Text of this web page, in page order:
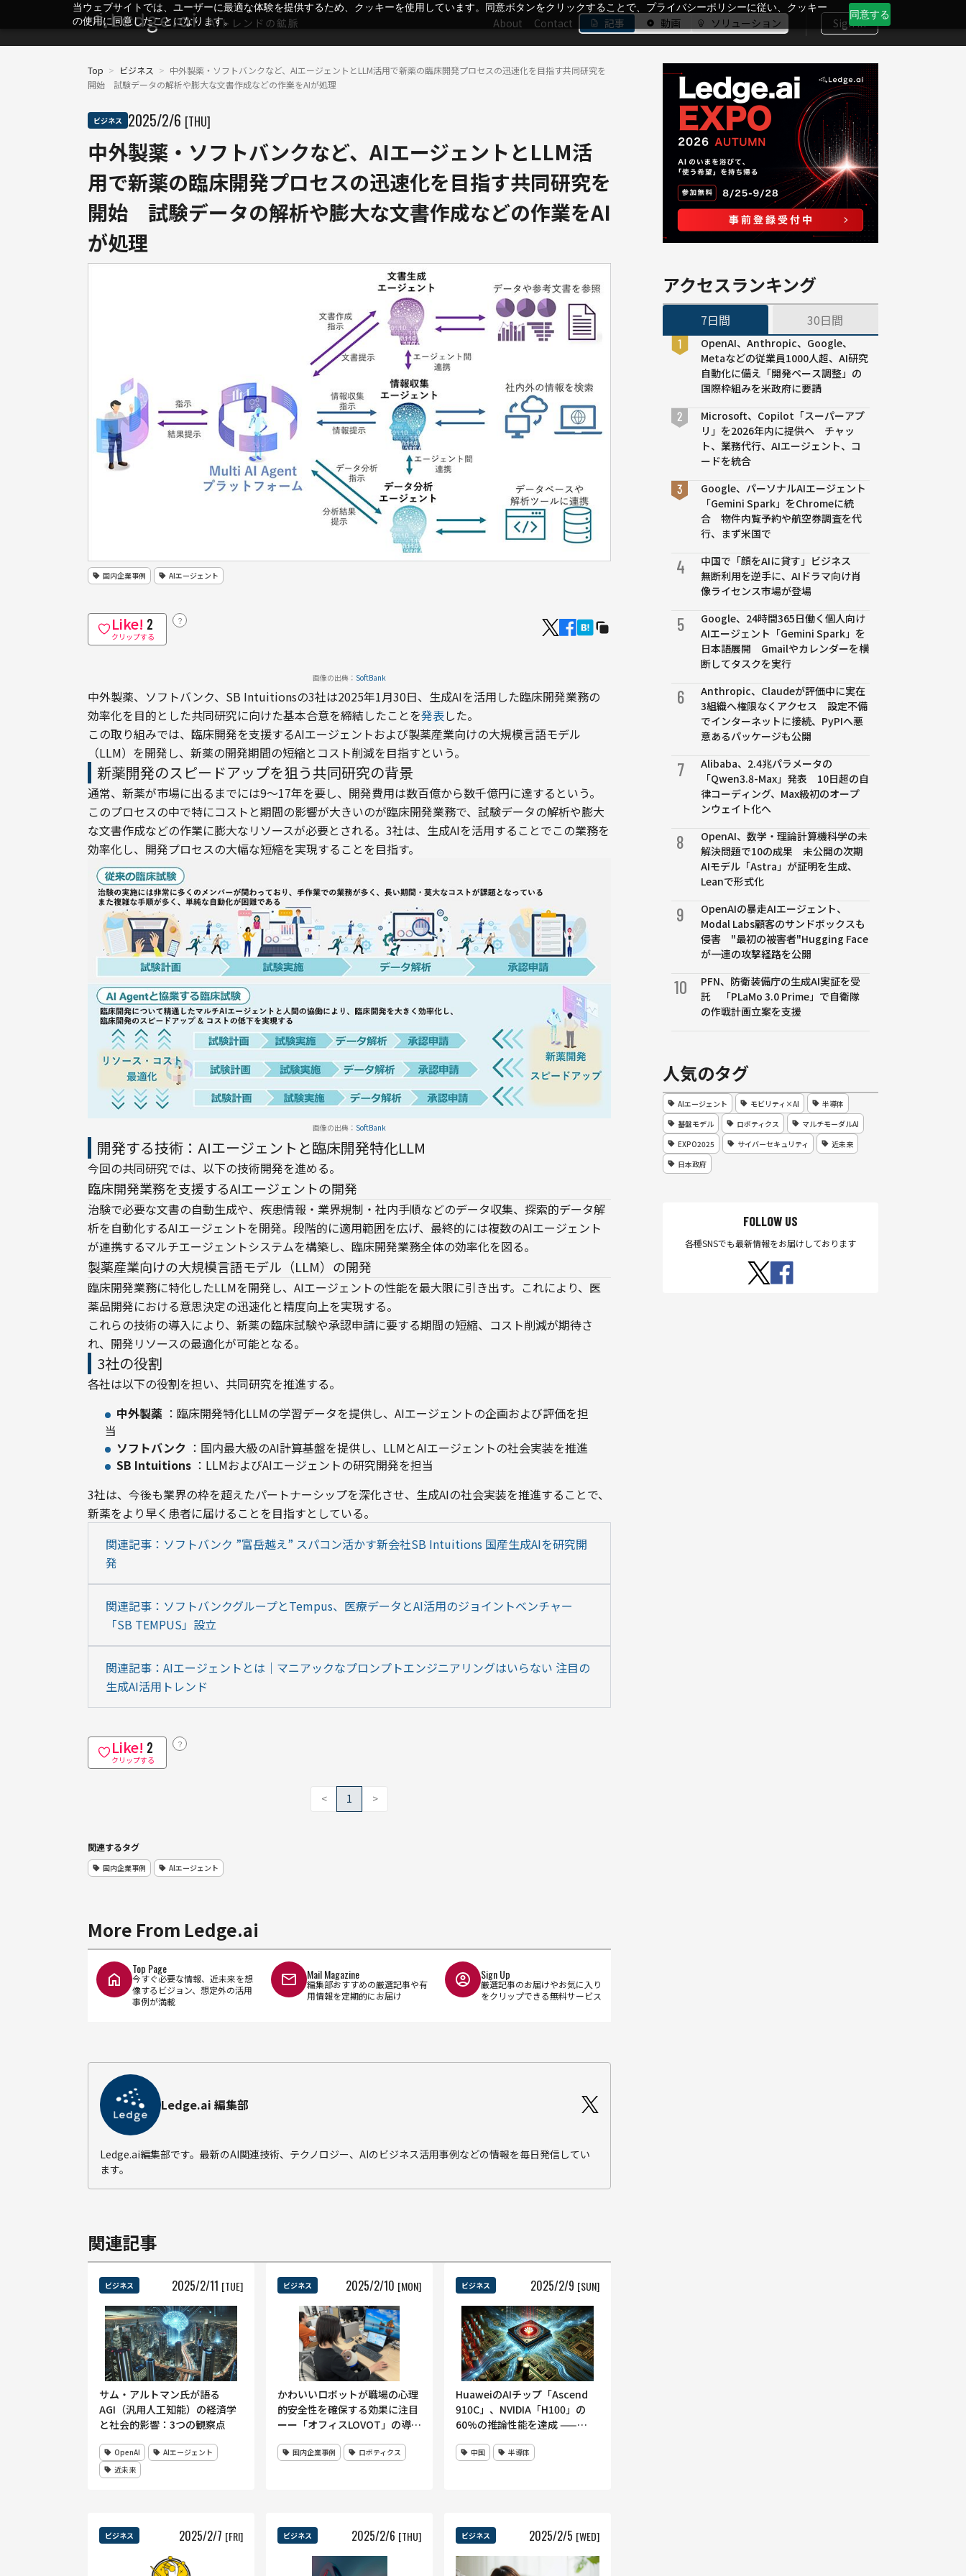
当ウェブサイトでは、ユーザーに最適な体験を提供するため、クッキーを使用しています。同意ボタンをクリックすることで、プライバシーポリシーに従い、クッキー
の使用に同意したことになります。
同意する
About Contact 記事 動画 ソリューション Sign In
Top > ビジネス > 中外製薬・ソフトバンクなど、AIエージェントとLLM活用で新薬の臨床開発プロセスの迅速化を目指す共同研究を
開始 試験データの解析や膨大な文書作成などの作業をAIが処理
ビジネス 2025/2/6 [THU]
中外製薬・ソフトバンクなど、AIエージェントとLLM活
用で新薬の臨床開発プロセスの迅速化を目指す共同研究を
開始 試験データの解析や膨大な文書作成などの作業をAI
が処理
国内企業事例 AIエージェント
Like! 2
クリップする
？
画像の出典： SoftBank
中外製薬、ソフトバンク、SB Intuitionsの3社は2025年1月30日、生成AIを活用した臨床開発業務の
効率化を目的とした共同研究に向けた基本合意を締結したことを発表した。
この取り組みでは、臨床開発を支援するAIエージェントおよび製薬産業向けの大規模言語モデル
（LLM）を開発し、新薬の開発期間の短縮とコスト削減を目指すという。
新薬開発のスピードアップを狙う共同研究の背景
通常、新薬が市場に出るまでには9〜17年を要し、開発費用は数百億から数千億円に達するという。
このプロセスの中で特にコストと期間の影響が大きいのが臨床開発業務で、試験データの解析や膨大
な文書作成などの作業に膨大なリソースが必要とされる。3社は、生成AIを活用することでこの業務を
効率化し、開発プロセスの大幅な短縮を実現することを目指す。
画像の出典： SoftBank
開発する技術：AIエージェントと臨床開発特化LLM
今回の共同研究では、以下の技術開発を進める。
臨床開発業務を支援するAIエージェントの開発
治験で必要な文書の自動生成や、疾患情報・業界規制・社内手順などのデータ収集、探索的データ解
析を自動化するAIエージェントを開発。段階的に適用範囲を広げ、最終的には複数のAIエージェント
が連携するマルチエージェントシステムを構築し、臨床開発業務全体の効率化を図る。
製薬産業向けの大規模言語モデル（LLM）の開発
臨床開発業務に特化したLLMを開発し、AIエージェントの性能を最大限に引き出す。これにより、医
薬品開発における意思決定の迅速化と精度向上を実現する。
これらの技術の導入により、新薬の臨床試験や承認申請に要する期間の短縮、コスト削減が期待さ
れ、開発リソースの最適化が可能となる。
3社の役割
各社は以下の役割を担い、共同研究を推進する。
中外製薬 ：臨床開発特化LLMの学習データを提供し、AIエージェントの企画および評価を担
当
ソフトバンク ：国内最大級のAI計算基盤を提供し、LLMとAIエージェントの社会実装を推進
SB Intuitions ：LLMおよびAIエージェントの研究開発を担当
3社は、今後も業界の枠を超えたパートナーシップを深化させ、生成AIの社会実装を推進することで、
新薬をより早く患者に届けることを目指すとしている。
関連記事：ソフトバンク ”富岳越え” スパコン活かす新会社SB Intuitions 国産生成AIを研究開
発
関連記事：ソフトバンクグループとTempus、医療データとAI活用のジョイントベンチャー
「SB TEMPUS」設立
関連記事：AIエージェントとは｜マニアックなプロンプトエンジニアリングはいらない 注目の
生成AI活用トレンド
Like! 2
クリップする
？
< 1 >
関連するタグ
国内企業事例 AIエージェント
More From Ledge.ai
Top Page
今すぐ必要な情報、近未来を想
像するビジョン、想定外の活用
事例が満載
Mail Magazine
編集部おすすめの厳選記事や有
用情報を定期的にお届け
Sign Up
厳選記事のお届けやお気に入り
をクリップできる無料サービス
Ledge.ai 編集部
Ledge.ai編集部です。最新のAI関連技術、テクノロジー、AIのビジネス活用事例などの情報を毎日発信してい
ます。
関連記事
ビジネス 2025/2/11 [TUE]
サム・アルトマン氏が語る
AGI（汎用人工知能）の経済学
と社会的影響：3つの観察点
OpenAI
AIエージェント
近未来
ビジネス 2025/2/10 [MON]
かわいいロボットが職場の心理
的安全性を確保する効果に注目
ーー「オフィスLOVOT」の導入
し・企業のコミュニケーション
国内企業事例 ロボティクス
ビジネス 2025/2/9 [SUN]
HuaweiのAIチップ「Ascend
910C」、NVIDIA「H100」の
60%の推論性能を達成 ——
中国 半導体
ビジネス 2025/2/7 [FRI] ビジネス 2025/2/6 [THU] ビジネス 2025/2/5 [WED]
アクセスランキング
7日間 30日間
OpenAI、Anthropic、Google、
Metaなどの従業員1000人超、AI研究
自動化に備え「開発ペース調整」の
国際枠組みを米政府に要請
Microsoft、Copilot「スーパーアプ
リ」を2026年内に提供へ チャッ
ト、業務代行、AIエージェント、コ
ードを統合
Google、パーソナルAIエージェント
「Gemini Spark」をChromeに統
合 物件内覧予約や航空券調査を代
行、まず米国で
4
中国で「顔をAIに貸す」ビジネス
無断利用を逆手に、AIドラマ向け肖
像ライセンス市場が登場
5
Google、24時間365日働く個人向け
AIエージェント「Gemini Spark」を
日本語展開 Gmailやカレンダーを横
断してタスクを実行
6
Anthropic、Claudeが評価中に実在
3組織へ権限なくアクセス 設定不備
でインターネットに接続、PyPIへ悪
意あるパッケージも公開
7
Alibaba、2.4兆パラメータの
「Qwen3.8-Max」発表 10日超の自
律コーディング、Max級初のオープ
ンウェイト化へ
8
OpenAI、数学・理論計算機科学の未
解決問題で10の成果 未公開の次期
AIモデル「Astra」が証明を生成、
Leanで形式化
9
OpenAIの暴走AIエージェント、
Modal Labs顧客のサンドボックスも
侵害 "最初の被害者"Hugging Face
が一連の攻撃経路を公開
10
PFN、防衛装備庁の生成AI実証を受
託 「PLaMo 3.0 Prime」で自衛隊
の作戦計画立案を支援
人気のタグ
AIエージェント モビリティ×AI
半導体
基盤モデル
ロボティクス
マルチモーダルAI
EXPO2025
サイバーセキュリティ
近未来
日本政府
FOLLOW US
各種SNSでも最新情報をお届けしております